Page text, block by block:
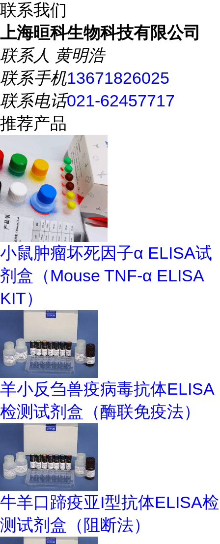
联系我们
上海晅科生物科技有限公司
联系人 黄明浩
联系手机13671826025
联系电话021-62457717
推荐产品
小鼠肿瘤坏死因子α ELISA试
剂盒（Mouse TNF-α ELISA
KIT）
羊小反刍兽疫病毒抗体ELISA
检测试剂盒（酶联免疫法）
牛羊口蹄疫亚I型抗体ELISA检
测试剂盒（阻断法）